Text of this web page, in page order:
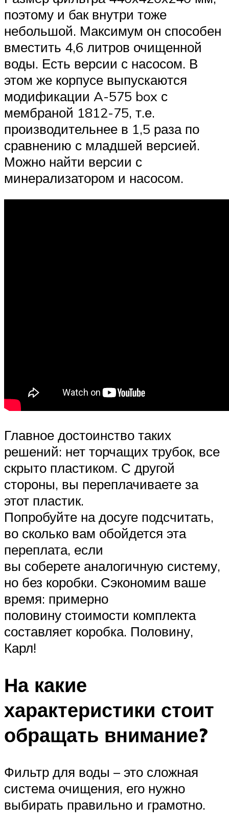
поэтому и бак внутри тоже
небольшой. Максимум он способен
вместить 4,6 литров очищенной
воды. Есть версии с насосом. В
этом же корпусе выпускаются
модификации A-575 box с
мембраной 1812-75, т.е.
производительнее в 1,5 раза по
сравнению с младшей версией.
Можно найти версии с
минерализатором и насосом.
Главное достоинство таких
решений: нет торчащих трубок, все
скрыто пластиком. С другой
стороны, вы переплачиваете за
этот пластик.
Попробуйте на досуге подсчитать,
во сколько вам обойдется эта
переплата, если
вы соберете аналогичную систему,
но без коробки. Сэкономим ваше
время: примерно
половину стоимости комплекта
составляет коробка. Половину,
Карл!
На какие
характеристики стоит
обращать внимание?
Фильтр для воды – это сложная
система очищения, его нужно
выбирать правильно и грамотно.